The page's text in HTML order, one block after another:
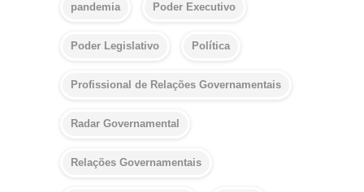
pandemia Poder Executivo
Poder Legislativo Política
Profissional de Relações Governamentais
Radar Governamental
Relações Governamentais